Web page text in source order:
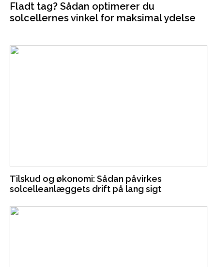
Fladt tag? Sådan optimerer du
solcellernes vinkel for maksimal ydelse
Tilskud og økonomi: Sådan påvirkes
solcelleanlæggets drift på lang sigt